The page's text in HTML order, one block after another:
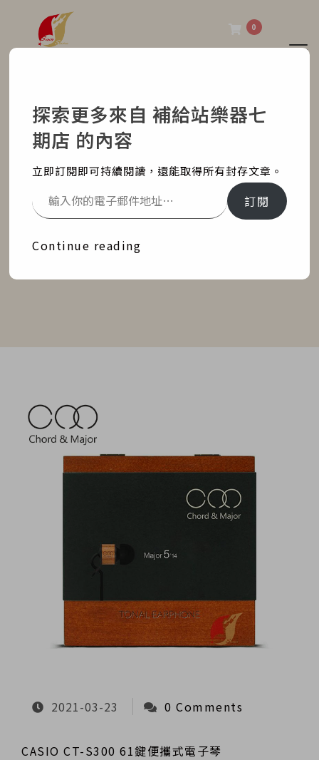
0
CASIO CT-S300 61鍵便
攜式電子琴
最新消息
CASIO CT-S300 61鍵便攜式電子琴
2021-03-23 0 Comments
CASIO CT-S300 61鍵便攜式電子琴
探索更多來自 補給站樂器七
期店 的內容
立即訂閱即可持續閱讀，還能取得所有封存文章。
訂閱
Continue reading